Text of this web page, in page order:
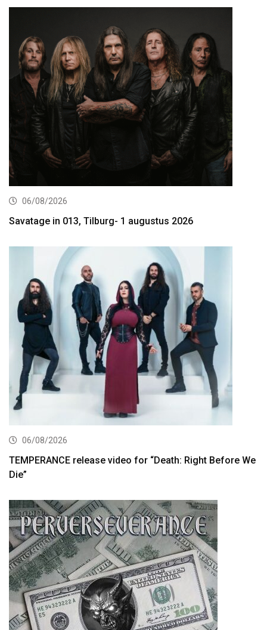
06/08/2026
Savatage in 013, Tilburg- 1 augustus 2026
06/08/2026
TEMPERANCE release video for “Death: Right Before We
Die”